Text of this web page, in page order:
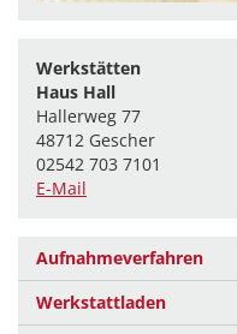
Werkstätten
Haus Hall
Hallerweg 77
48712 Gescher
02542 703 7101
E-Mail
Aufnahmeverfahren
Werkstattladen